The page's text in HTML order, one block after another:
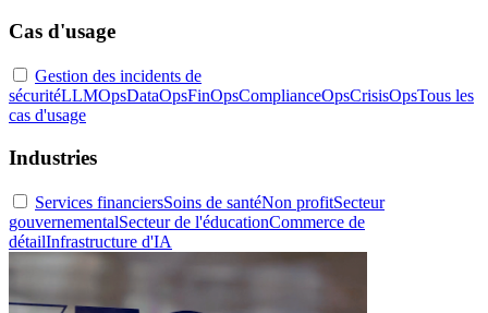
Cas d'usage
Gestion des incidents de
sécuritéLLMOpsDataOpsFinOpsComplianceOpsCrisisOpsTous les
cas d'usage
Industries
Services financiersSoins de santéNon profitSecteur
gouvernementalSecteur de l'éducationCommerce de
détailInfrastructure d'IA